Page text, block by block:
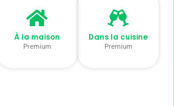
À la maison
Premium
Dans la cuisine
Premium